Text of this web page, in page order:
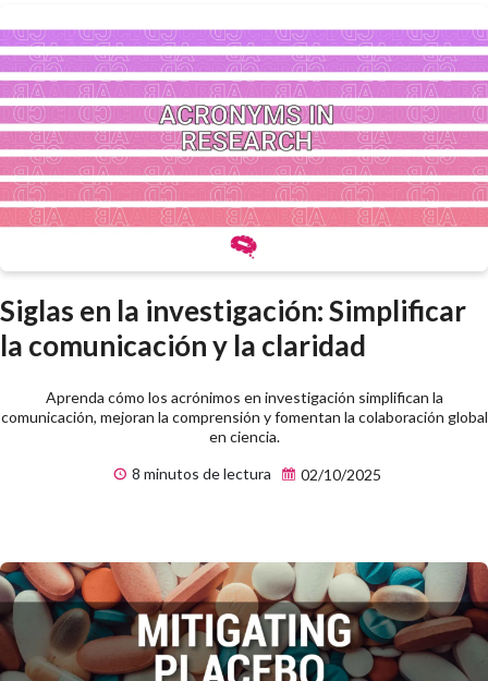
Siglas en la investigación: Simplificar
la comunicación y la claridad
Aprenda cómo los acrónimos en investigación simplifican la
comunicación, mejoran la comprensión y fomentan la colaboración global
en ciencia.
8 minutos de lectura
02/10/2025